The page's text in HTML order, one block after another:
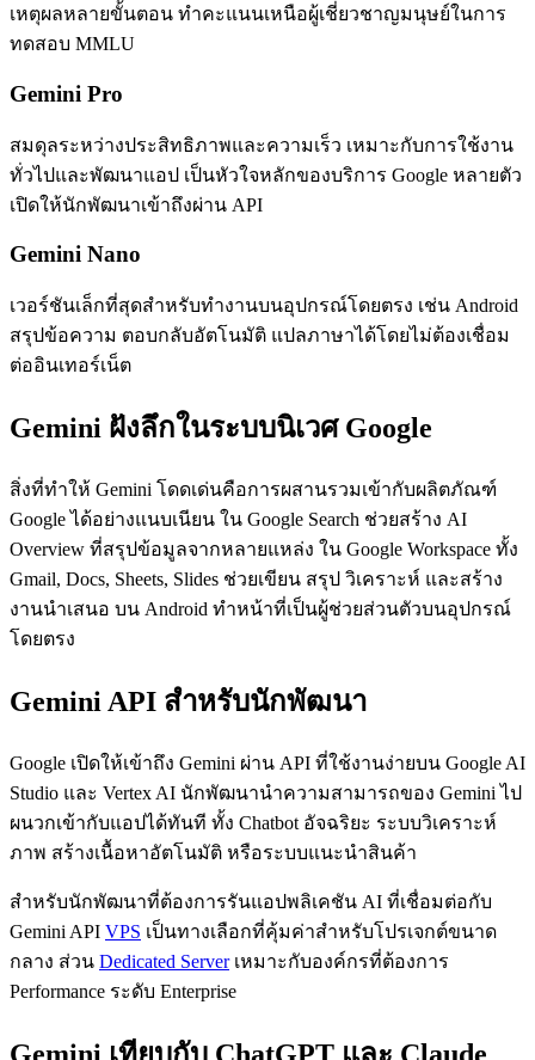
เหตุผลหลายขั้นตอน ทำคะแนนเหนือผู้เชี่ยวชาญมนุษย์ในการ
ทดสอบ MMLU
Gemini Pro
สมดุลระหว่างประสิทธิภาพและความเร็ว เหมาะกับการใช้งาน
ทั่วไปและพัฒนาแอป เป็นหัวใจหลักของบริการ Google หลายตัว
เปิดให้นักพัฒนาเข้าถึงผ่าน API
Gemini Nano
เวอร์ชันเล็กที่สุดสำหรับทำงานบนอุปกรณ์โดยตรง เช่น Android
สรุปข้อความ ตอบกลับอัตโนมัติ แปลภาษาได้โดยไม่ต้องเชื่อม
ต่ออินเทอร์เน็ต
Gemini ฝังลึกในระบบนิเวศ Google
สิ่งที่ทำให้ Gemini โดดเด่นคือการผสานรวมเข้ากับผลิตภัณฑ์
Google ได้อย่างแนบเนียน ใน Google Search ช่วยสร้าง AI
Overview ที่สรุปข้อมูลจากหลายแหล่ง ใน Google Workspace ทั้ง
Gmail, Docs, Sheets, Slides ช่วยเขียน สรุป วิเคราะห์ และสร้าง
งานนำเสนอ บน Android ทำหน้าที่เป็นผู้ช่วยส่วนตัวบนอุปกรณ์
โดยตรง
Gemini API สำหรับนักพัฒนา
Google เปิดให้เข้าถึง Gemini ผ่าน API ที่ใช้งานง่ายบน Google AI
Studio และ Vertex AI นักพัฒนานำความสามารถของ Gemini ไป
ผนวกเข้ากับแอปได้ทันที ทั้ง Chatbot อัจฉริยะ ระบบวิเคราะห์
ภาพ สร้างเนื้อหาอัตโนมัติ หรือระบบแนะนำสินค้า
สำหรับนักพัฒนาที่ต้องการรันแอปพลิเคชัน AI ที่เชื่อมต่อกับ
Gemini API VPS เป็นทางเลือกที่คุ้มค่าสำหรับโปรเจกต์ขนาด
กลาง ส่วน Dedicated Serverเหมาะกับองค์กรที่ต้องการ
Performance ระดับ Enterprise
Gemini เทียบกับ ChatGPT และ Claude